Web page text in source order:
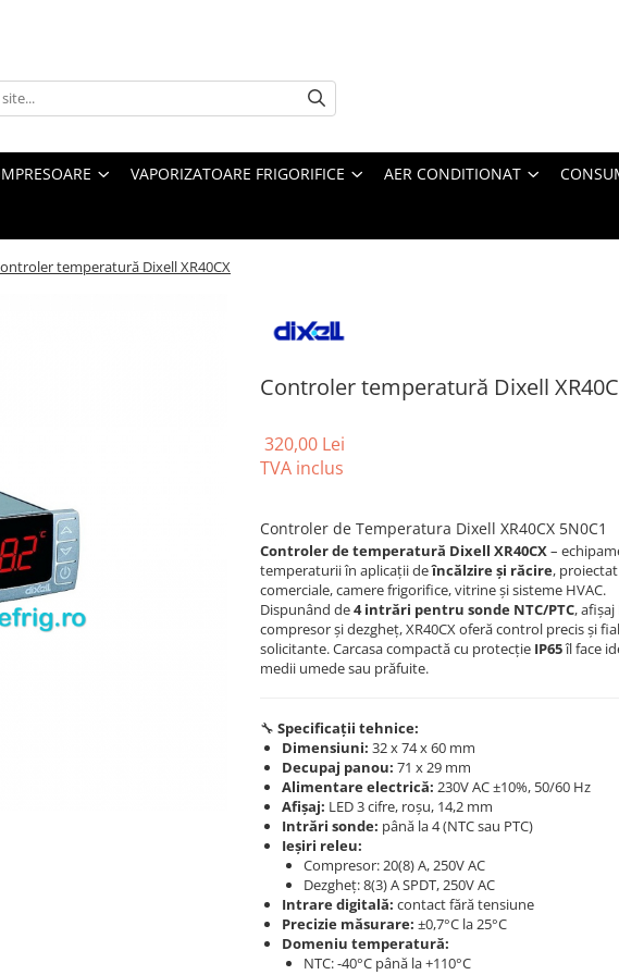
VAPORIZATOARE FRIGORIFICE AER CONDITIONAT
temperatură Dixell XR40CX
Controler temperatură Dixell
320,00 Lei
TVA inclus
Controler de Temperatura Dixell XR40CX 5N0C1
Controler de temperatură Dixell XR40CX–
temperaturii în aplicații deîncălzire și răcire,
comerciale, camere frigorifice, vitrine și sisteme HVAC.
Dispunând de4 intrări pentru sonde NTC/PTC,
compresor și dezgheț, XR40CX oferă control precis și
solicitante. Carcasa compactă cu protecție IP65îl face
medii umede sau prăfuite.
🔧 Specificații tehnice:
Dimensiuni: 32 x 74 x 60 mm
Decupaj panou: 71 x 29 mm
Alimentare electrică: 230V AC ±10%, 50/60 Hz
Afișaj: LED 3 cifre, roșu, 14,2 mm
Intrări sonde: până la 4 (NTC sau PTC)
Ieșiri releu:
Compresor: 20(8) A, 250V AC
Dezgheț: 8(3) A SPDT, 250V AC
Intrare digitală: contact fără tensiune
Precizie măsurare: ±0,7°C la 25°C
Domeniu temperatură:
NTC: -40°C până la +110°C